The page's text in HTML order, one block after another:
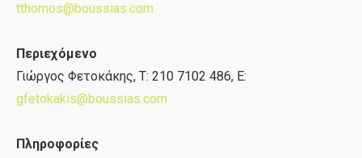
tthomos@boussias.com
Περιεχόμενο
Γιώργος Φετοκάκης, Τ: 210 7102 486, Ε:
gfetokakis@boussias.com
Πληροφορίες